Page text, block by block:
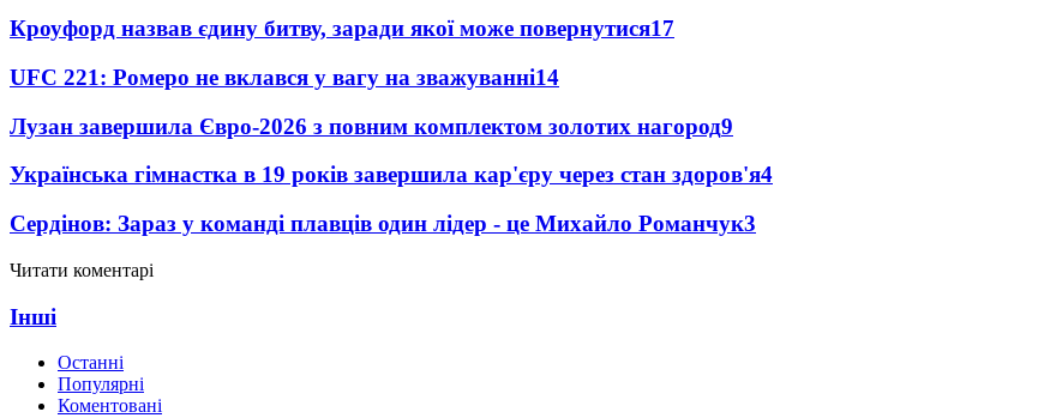
Кроуфорд назвав єдину битву, заради якої може повернутися17
UFC 221: Ромеро не вклався у вагу на зважуванні14
Лузан завершила Євро-2026 з повним комплектом золотих нагород9
Українська гімнастка в 19 років завершила кар'єру через стан здоров'я4
Сердінов: Зараз у команді плавців один лідер - це Михайло Романчук3
Читати коментарі
Інші
Останні
Популярні
Коментовані